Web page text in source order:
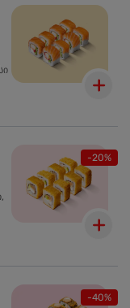
-20%
-40%